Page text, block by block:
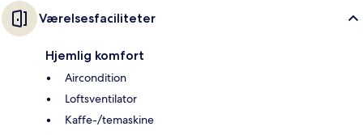
Værelsesfaciliteter
Hjemlig komfort
Aircondition
Loftsventilator
Kaffe-/temaskine